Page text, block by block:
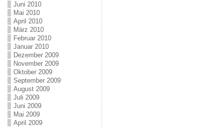
Juni 2010
Mai 2010
April 2010
März 2010
Februar 2010
Januar 2010
Dezember 2009
November 2009
Oktober 2009
September 2009
August 2009
Juli 2009
Juni 2009
Mai 2009
April 2009